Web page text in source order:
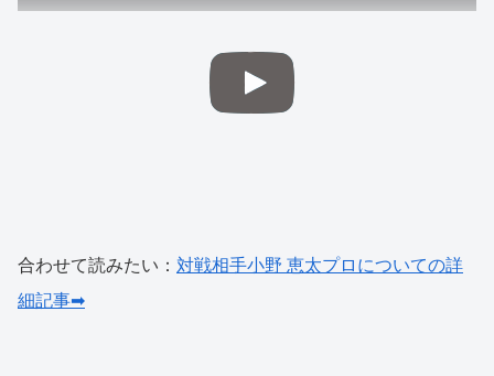
合わせて読みたい： 対戦相手小野 恵太プロについての詳
細記事➡